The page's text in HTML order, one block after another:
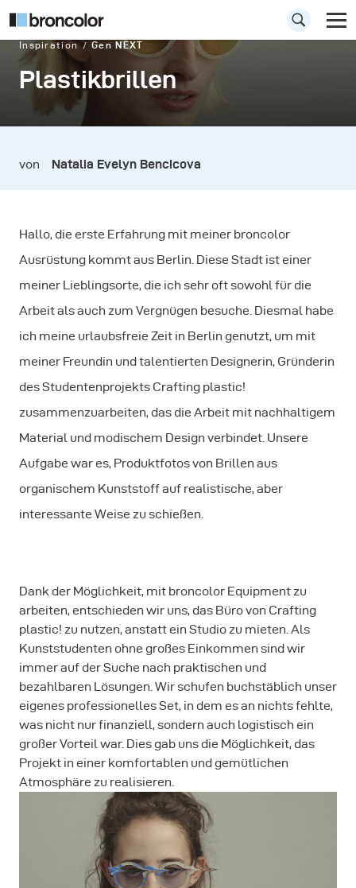
Inspiration Gen NEXT
Plastikbrillen
von Natalia Evelyn Bencicova
Hallo, die erste Erfahrung mit meiner broncolor
Ausrüstung kommt aus Berlin. Diese Stadt ist einer
meiner Lieblingsorte, die ich sehr oft sowohl für die
Arbeit als auch zum Vergnügen besuche. Diesmal habe
ich meine urlaubsfreie Zeit in Berlin genutzt, um mit
meiner Freundin und talentierten Designerin, Gründerin
des Studentenprojekts Crafting plastic!
zusammenzuarbeiten, das die Arbeit mit nachhaltigem
Material und modischem Design verbindet. Unsere
Aufgabe war es, Produktfotos von Brillen aus
organischem Kunststoff auf realistische, aber
interessante Weise zu schießen.
Dank der Möglichkeit, mit broncolor Equipment zu
arbeiten, entschieden wir uns, das Büro von Crafting
plastic! zu nutzen, anstatt ein Studio zu mieten. Als
Kunststudenten ohne großes Einkommen sind wir
immer auf der Suche nach praktischen und
bezahlbaren Lösungen. Wir schufen buchstäblich unser
eigenes professionelles Set, in dem es an nichts fehlte,
was nicht nur finanziell, sondern auch logistisch ein
großer Vorteil war. Dies gab uns die Möglichkeit, das
Projekt in einer komfortablen und gemütlichen
Atmosphäre zu realisieren.